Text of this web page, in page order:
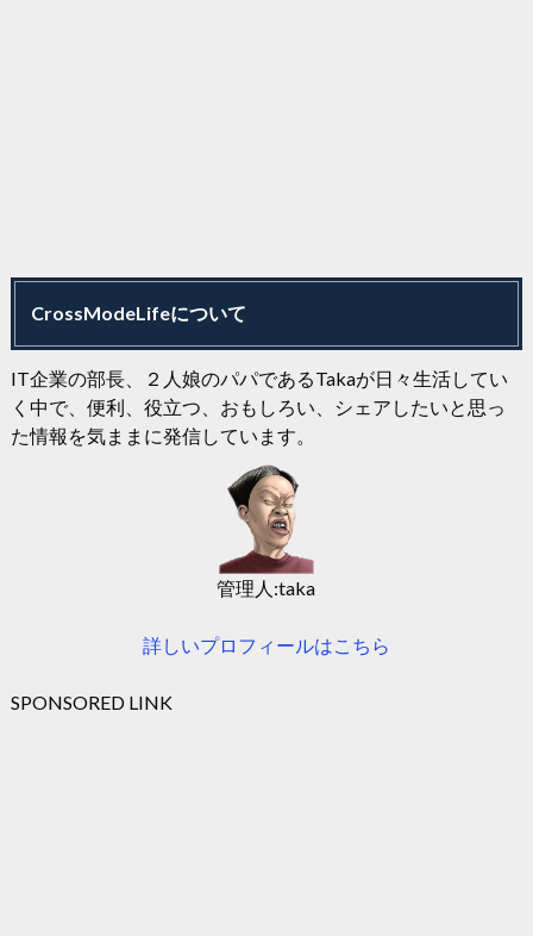
CrossModeLifeについて
IT企業の部長、２人娘のパパであるTakaが日々生活してい
く中で、便利、役立つ、おもしろい、シェアしたいと思っ
た情報を気ままに発信しています。
管理人:taka
詳しいプロフィールはこちら
SPONSORED LINK